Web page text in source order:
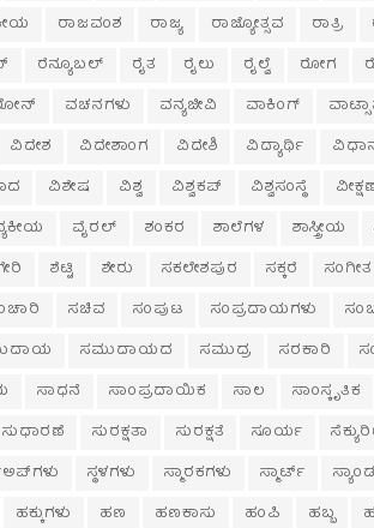
ರಾಜವಂಶ ರಾಜ್ಯ ರಾಜ್ಯೋತ್ಸವ ರಾತ್ರಿ
ರೆನ್ಯೂಬಲ್ ರೈತ ರೈಲು ರೈಲ್ವೆ ರೋಗ
ವಚನಗಳು ವನ್ಯಜೀವಿ ವಾಕಿಂಗ್
ವಿದೇಶ ವಿದೇಶಾಂಗ ವಿದೇಶಿ ವಿದ್ಯಾರ್ಥಿ
ವಿಶೇಷ ವಿಶ್ವ ವಿಶ್ವಕಪ್ ವಿಶ್ವಸಂಸ್ಥೆ
ವೈರಲ್ ಶಂಕರ ಶಾಲೆಗಳ ಶಾಸ್ತ್ರೀಯ
ಶೆಟ್ಟಿ ಶೇರು ಸಕಲೇಶಪುರ ಸಕ್ಕರೆ ಸಂಗೀತ
ಸಚಿವ ಸಂಪುಟ ಸಂಪ್ರದಾಯಗಳು
ಸಮುದಾಯದ ಸಮುದ್ರ ಸರಕಾರಿ
ಸಾಧನೆ ಸಾಂಪ್ರದಾಯಿಕ ಸಾಲ ಸಾಂಸ್ಕೃತಿಕ
ಸುಧಾರಣೆ ಸುರಕ್ಷತಾ ಸುರಕ್ಷತೆ ಸೂರ್ಯ
ಸ್ಥಳಗಳು ಸ್ಮಾರಕಗಳು ಸ್ಮಾರ್ಟ್
ಹಕ್ಕುಗಳು ಹಣ ಹಣಕಾಸು ಹಂಪಿ ಹಬ್ಬ